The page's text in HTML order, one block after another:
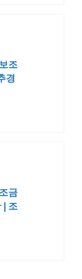
조
경
금
| 조